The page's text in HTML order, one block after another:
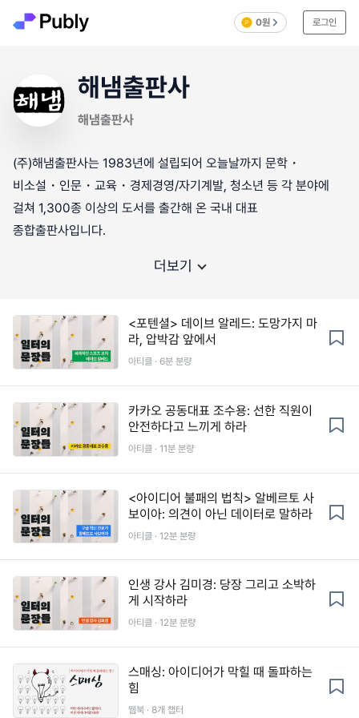
0원 로그인
해냄출판사
해냄출판사
(주)해냄출판사는 1983년에 설립되어 오늘날까지 문학・
비소설・인문・교육・경제경영/자기계발, 청소년 등 각 분야에
걸쳐 1,300종 이상의 도서를 출간해 온 국내 대표
더보기
<포텐셜> 데이브 알레드: 도망가지 마
라, 압박감 앞에서
아티클 · 6분 분량
카카오 공동대표 조수용: 선한 직원이
안전하다고 느끼게 하라
아티클 · 11분 분량
<아이디어 불패의 법칙> 알베르토 사
보이아: 의견이 아닌 데이터로 말하라
아티클 · 12분 분량
인생 강사 김미경: 당장 그리고 소박하
게 시작하라
아티클 · 12분 분량
스매싱: 아이디어가 막힐 때 돌파하는
힘
웹북 · 8개 챕터